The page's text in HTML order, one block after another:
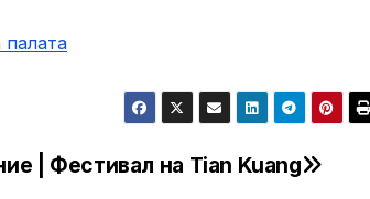
| Фестивал на Tian Kuang